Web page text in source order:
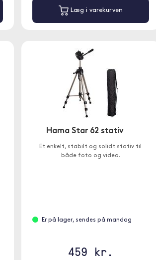
Læg i varekurven
Hama Star 62 stativ
Et enkelt, stabilt og solidt stativ til
både foto og video.
Er på lager, sendes på mandag
459 kr.